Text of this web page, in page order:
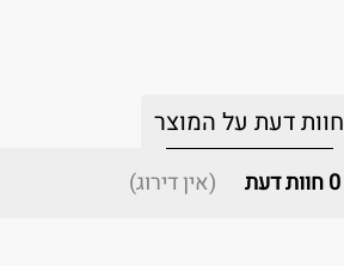
חוות דעת על המוצר
0חוות דעת (אין דירוג)